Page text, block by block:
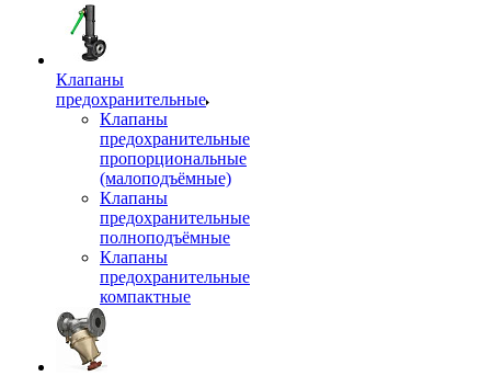
Клапаны
предохранительные
Клапаны
предохранительные
пропорциональные
(малоподъёмные)
Клапаны
предохранительные
полноподъёмные
Клапаны
предохранительные
компактные